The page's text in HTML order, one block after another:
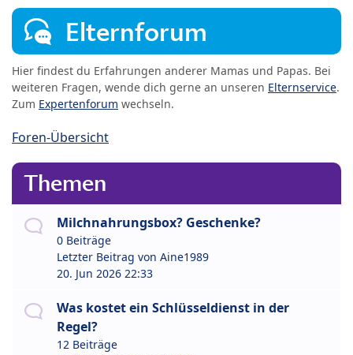
Elternforum
Hier findest du Erfahrungen anderer Mamas und Papas. Bei
weiteren Fragen, wende dich gerne an unseren Elternservice.
Zum Expertenforum wechseln.
Foren-Übersicht
Themen
Milchnahrungsbox? Geschenke?
0 Beiträge
Letzter Beitrag von Aine1989
20. Jun 2026 22:33
Was kostet ein Schlüsseldienst in der
Regel?
12 Beiträge